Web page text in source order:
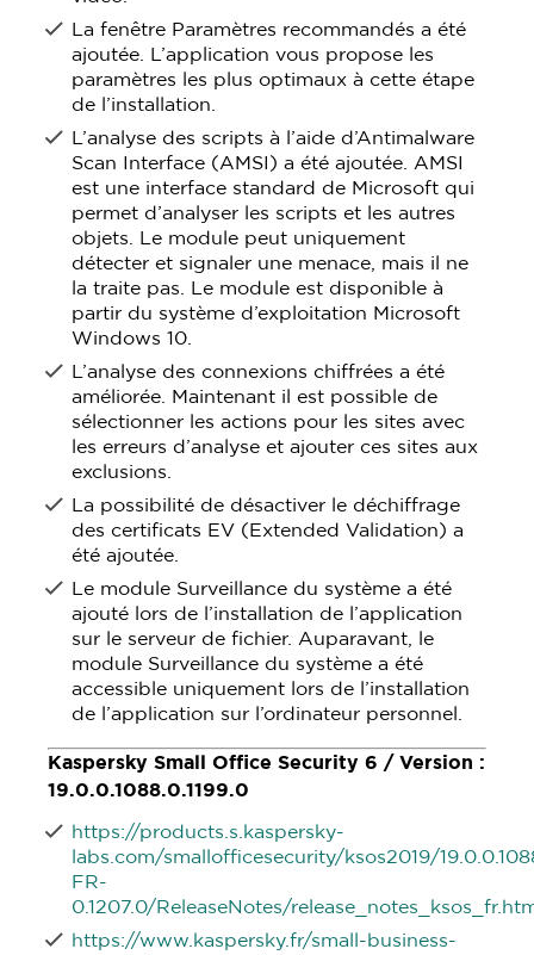
La fenêtre Paramètres recommandés a été
ajoutée. L’application vous propose les
paramètres les plus optimaux à cette étape
de l’installation.
L’analyse des scripts à l’aide d’Antimalware
Scan Interface (AMSI) a été ajoutée. AMSI
est une interface standard de Microsoft qui
permet d’analyser les scripts et les autres
objets. Le module peut uniquement
détecter et signaler une menace, mais il ne
la traite pas. Le module est disponible à
partir du système d’exploitation Microsoft
Windows 10.
L’analyse des connexions chiffrées a été
améliorée. Maintenant il est possible de
sélectionner les actions pour les sites avec
les erreurs d’analyse et ajouter ces sites aux
exclusions.
La possibilité de désactiver le déchiffrage
des certificats EV (Extended Validation) a
été ajoutée.
Le module Surveillance du système a été
ajouté lors de l’installation de l’application
sur le serveur de fichier. Auparavant, le
module Surveillance du système a été
accessible uniquement lors de l’installation
de l’application sur l’ordinateur personnel.
Kaspersky Small Office Security 6 / Version :
19.0.0.1088.0.1199.0
https://products.s.kaspersky-
labs.com/smallofficesecurity/ksos2019/
FR-
0.1207.0/ReleaseNotes/
https://www.kaspersky.fr/small-business-